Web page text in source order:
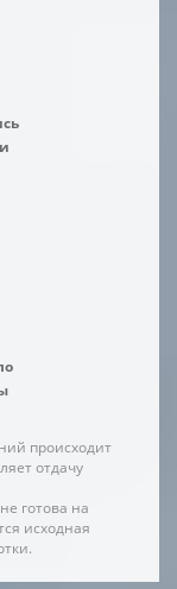
происходит
отдачу
готова на
исходная